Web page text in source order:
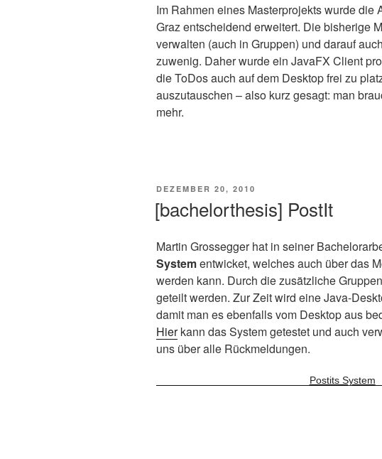
Im Rahmen eines Masterprojekts wurde die
Graz entscheidend erweitert. Die bisherige
verwalten (auch in Gruppen) und darauf
zuwenig. Daher wurde ein JavaFX Client
die ToDos auch auf dem Desktop frei zu
auszutauschen – also kurz gesagt: man
mehr.
VERÖFFENTLICHT
DEZEMBER 20, 2010
[bachelorthesis] PostIt
Martin Grossegger hat in seiner
Systementwicket, welches auch über das
werden kann. Durch die zusätzliche
geteilt werden. Zur Zeit wird eine Java-
damit man es ebenfalls vom Desktop aus
Hierkann das System getestet und auch
uns über alle Rückmeldungen.
Postits System